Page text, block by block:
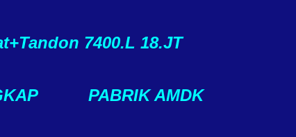
7400.L 18.JT
PABRIK AMDK